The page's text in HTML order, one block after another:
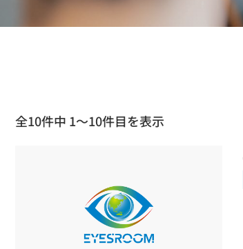
全10件中 1〜10件目を表示